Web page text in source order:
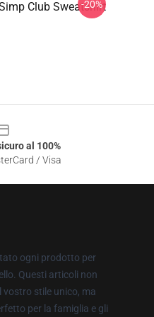
Club Sweatshirt
-20%
al 100%
/ Visa
ogni prodotto per
Questi articoli non
vostro stile unico, ma
per la famiglia e gli